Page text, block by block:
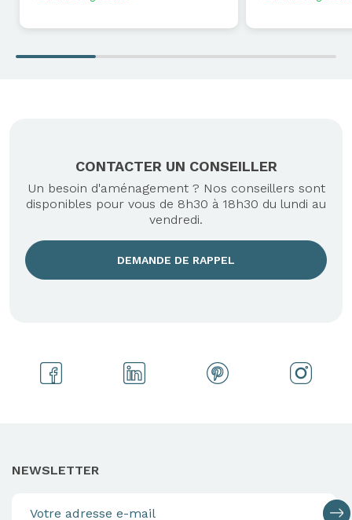
CONTACTER UN CONSEILLER
Un besoin d'aménagement ? Nos conseillers sont
disponibles pour vous de 8h30 à 18h30 du lundi au
vendredi.
DEMANDE DE RAPPEL
NEWSLETTER